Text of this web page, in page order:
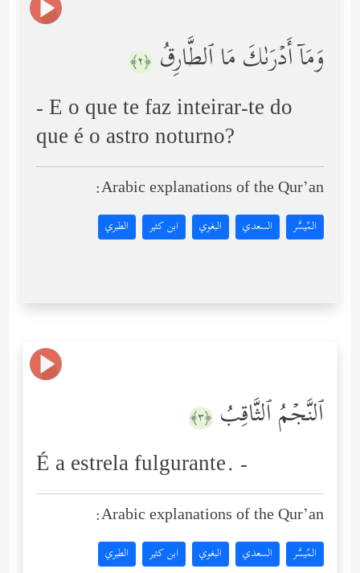
وَمَاۤ أَدۡرَىٰكَ مَا ٱلطَّارِقُ ﴿٢﴾
- E o que te faz inteirar-te do
que é o astro noturno?
Arabic explanations of the Qur’an:
المُيسَّر السعدي البغوي ابن كثير الطبري
ٱلنَّجۡمُ ٱلثَّاقِبُ ﴿٣﴾
É a estrela fulgurante. -
Arabic explanations of the Qur’an:
المُيسَّر السعدي البغوي ابن كثير الطبري